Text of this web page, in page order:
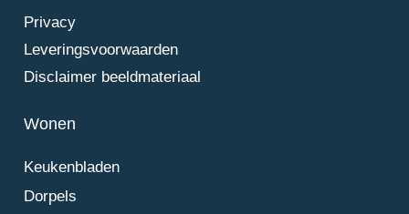
Privacy
Leveringsvoorwaarden
Disclaimer beeldmateriaal
Wonen
Keukenbladen
Dorpels